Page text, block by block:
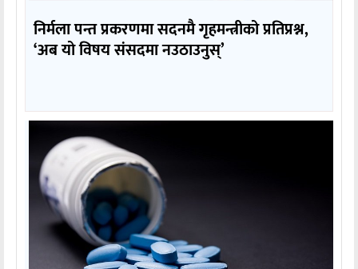
निर्मला पन्त प्रकरणमा सदनमै गृहमन्त्रीको प्रतिप्रश्न,
‘अब यो विषय संसदमा नउठाउनुस्’